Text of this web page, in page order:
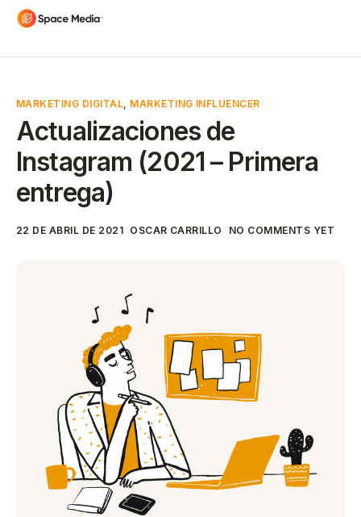
MARKETING DIGITAL, MARKETING INFLUENCER
Actualizaciones de
Instagram (2021 – Primera
entrega)
22 DE ABRIL DE 2021 OSCAR CARRILLO NO COMMENTS YET